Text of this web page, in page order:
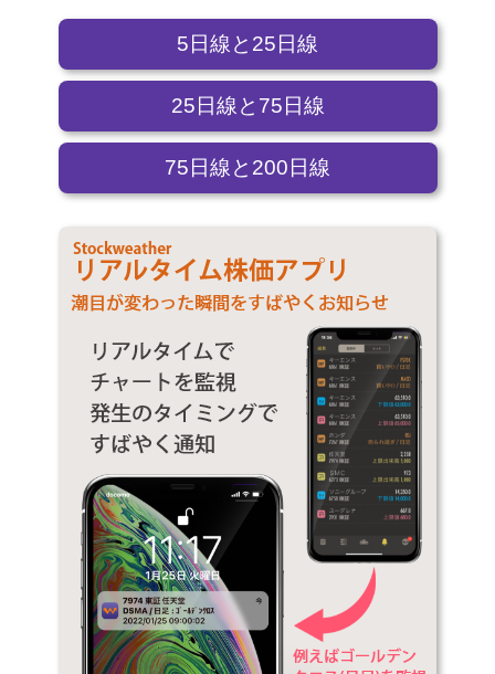
5日線と25日線
25日線と75日線
75日線と200日線